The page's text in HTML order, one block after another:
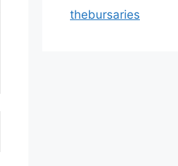
thebursaries